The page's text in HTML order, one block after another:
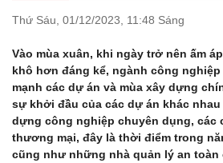
Thứ Sáu, 01/12/2023, 11:48 Sáng
Vào mùa xuân, khi ngày trở nên ấm
khô hơn đáng kể, ngành công
mạnh các dự án và mùa xây dựng
sự khởi đầu của các dự án khác
dựng công nghiệp chuyên dụng, các
thương mại, đây là thời điểm trong
cũng như những nhà quản lý an toàn